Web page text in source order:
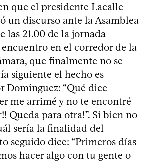
que el presidente Lacalle
un discurso ante la Asamblea
las 21.00 de la jornada
en el corredor de la
que finalmente no se
siguiente el hecho es
Domínguez: “Qué dice
me arrimé y no te encontré
Queda para otra!”. Si bien no
sería la finalidad del
seguido dice: “Primeros días
hacer algo con tu gente o